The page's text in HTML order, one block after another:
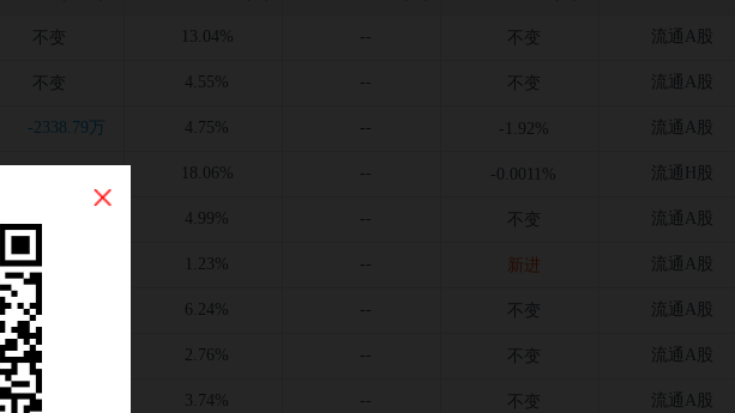
不变 13.04% -- 不变 流通A股
不变 4.55% -- 不变 流通A股
-2338.79万 4.75% -- -1.92% 流通A股
18.06% -- -0.0011% 流通H股
不变 4.99% -- 不变 流通A股
新进 1.23% -- 新进 流通A股
不变 6.24% -- 不变 流通A股
不变 2.76% -- 不变 流通A股
不变 3.74% -- 不变 流通A股